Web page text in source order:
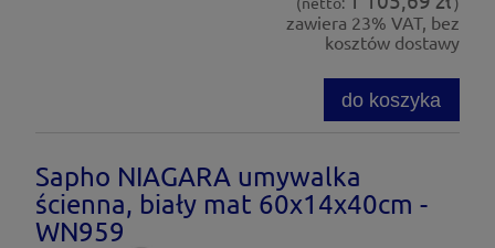
zawiera 23% VAT, bez
kosztów dostawy
do koszyka
Sapho NIAGARA umywalka
ścienna, biały mat 60x14x40cm -
WN959